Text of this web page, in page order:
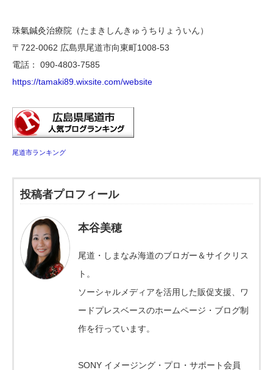
珠氣鍼灸治療院（たまきしんきゅうちりょういん）
〒722-0062 広島県尾道市向東町1008‐53
電話： 090-4803-7585
https://tamaki89.wixsite.com/website
尾道市ランキング
投稿者プロフィール
本谷美穂
尾道・しまなみ海道のブロガー＆サイクリス
ト。
ソーシャルメディアを活用した販促支援、ワ
ードプレスベースのホームページ・ブログ制
作を行っています。
SONY イメージング・プロ・サポート会員